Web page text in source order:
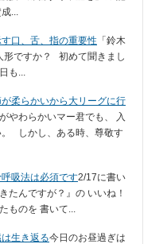
...
口、舌、指の重要性 「鈴木
形ですか？ 初めて聞きまし
も...
柔らかいから大リーグに行
やわらかいマー君でも、 入
。 しかし、ある時、尊敬す
吸法は必須です2/17に書い
たんですが？』の いいね！
のを 書いて...
生き返る今日のお昼過ぎは